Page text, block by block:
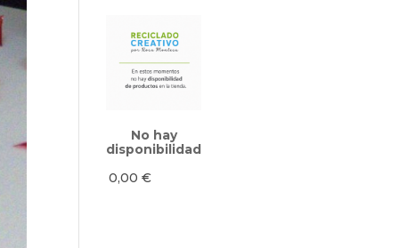
No hay
disponibilidad
0,00€